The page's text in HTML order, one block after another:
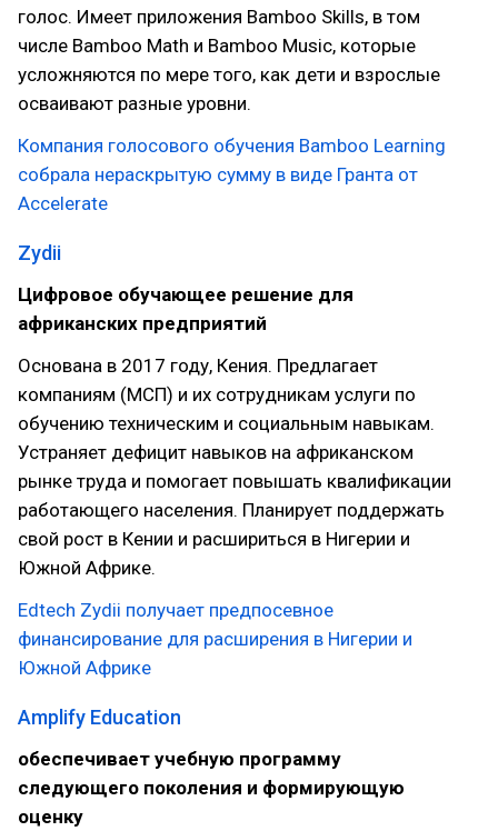
голос. Имеет приложения Bamboo Skills, в том
числе Bamboo Math и Bamboo Music, которые
усложняются по мере того, как дети и взрослые
осваивают разные уровни.
Компания голосового обучения Bamboo Learning
собрала нераскрытую сумму в виде Гранта от
Accelerate
Zydii
Цифровое обучающее решение для
африканских предприятий
Основана в 2017 году, Кения. Предлагает
компаниям (МСП) и их сотрудникам услуги по
обучению техническим и социальным навыкам.
Устраняет дефицит навыков на африканском
рынке труда и помогает повышать квалификации
работающего населения. Планирует поддержать
свой рост в Кении и расшириться в Нигерии и
Южной Африке.
Edtech Zydii получает предпосевное
финансирование для расширения в Нигерии и
Южной Африке
Amplify Education
обеспечивает учебную программу
следующего поколения и формирующую
оценку